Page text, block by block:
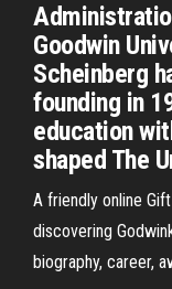
Goodwin
Scheinberg
founding in
education
shaped The
A friendly online
discovering
biography, career,